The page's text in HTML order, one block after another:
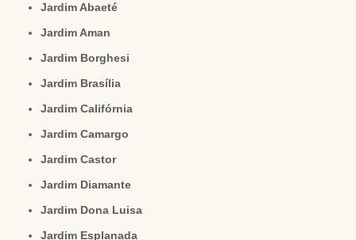
Jardim Abaeté
Jardim Aman
Jardim Borghesi
Jardim Brasília
Jardim Califórnia
Jardim Camargo
Jardim Castor
Jardim Diamante
Jardim Dona Luisa
Jardim Esplanada